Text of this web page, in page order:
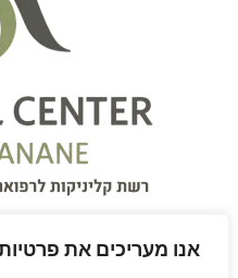
אנו מעריכים את